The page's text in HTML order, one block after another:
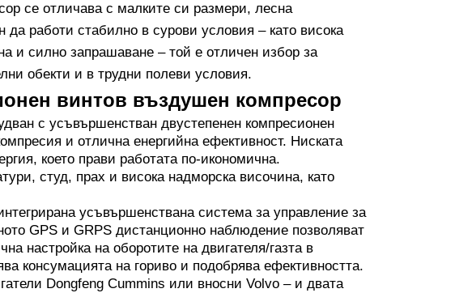
се отличава с малките си размери, лесна
работи стабилно в сурови условия – като висока
и силно запрашаване – той е отличен избор за
обекти и в трудни полеви условия.
винтов въздушен компресор
с усъвършенстван двустепенен компресионен
и отлична енергийна ефективност. Ниската
което прави работата по-икономична.
студ, прах и висока надморска височина, като
усъвършенствана система за управление за
GPS и GRPS дистанционно наблюдение позволяват
настройка на оборотите на двигателя/газта в
консумацията на гориво и подобрява ефективността.
Dongfeng Cummins или вносни Volvo – и двата